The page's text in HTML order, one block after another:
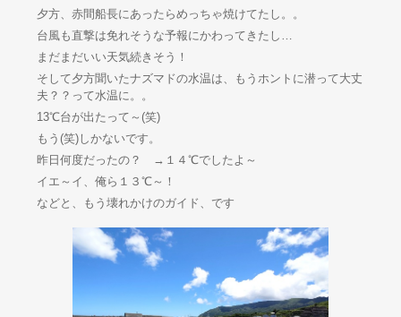
夕方、赤間船長にあったらめっちゃ焼けてたし。。
台風も直撃は免れそうな予報にかわってきたし…
まだまだいい天気続きそう！
そして夕方聞いたナズマドの水温は、もうホントに潜って大丈
夫？？って水温に。。
13℃台が出たって～(笑)
もう(笑)しかないです。
昨日何度だったの？ →１４℃でしたよ～
イエ～イ、俺ら１３℃～！
などと、もう壊れかけのガイド、です